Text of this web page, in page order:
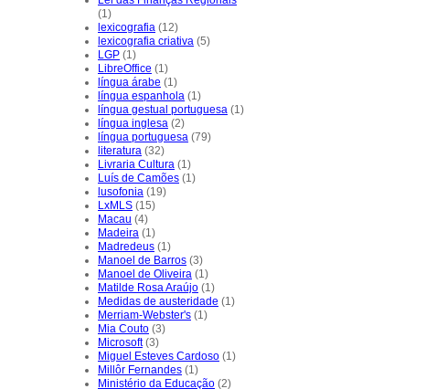
(1)
lexicografia (12)
lexicografia criativa (5)
LGP (1)
LibreOffice (1)
língua árabe (1)
língua espanhola (1)
língua gestual portuguesa (1)
língua inglesa (2)
língua portuguesa (79)
literatura (32)
Livraria Cultura (1)
Luís de Camões (1)
lusofonia (19)
LxMLS (15)
Macau (4)
Madeira (1)
Madredeus (1)
Manoel de Barros (3)
Manoel de Oliveira (1)
Matilde Rosa Araújo (1)
Medidas de austeridade (1)
Merriam-Webster's (1)
Mia Couto (3)
Microsoft (3)
Miguel Esteves Cardoso (1)
Millôr Fernandes (1)
Ministério da Educação (2)